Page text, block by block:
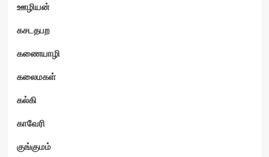
ஊழியன்
கசடதபற
கணையாழி
கலைமகள்
கல்கி
காவேரி
குங்குமம்